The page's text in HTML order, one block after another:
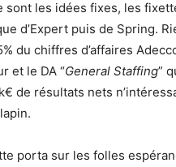
sont les idées fixes, les
d’Expert puis de Spring.
du chiffres d’affaires
et le DA “General Staffing”
de résultats nets
porta sur les folles